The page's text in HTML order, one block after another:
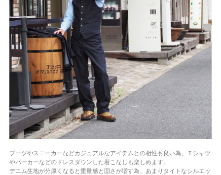
ブーツやスニーカーなどカジュアルなアイテムとの相性も良い為、Ｔシャツ
やパーカーなどのドレスダウンした着こなしも楽しめます。
デニム生地が分厚くなると重量感と固さが増す為、あまりタイトなシルエッ